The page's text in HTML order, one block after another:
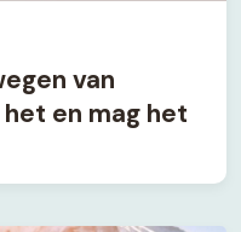
van
en mag het